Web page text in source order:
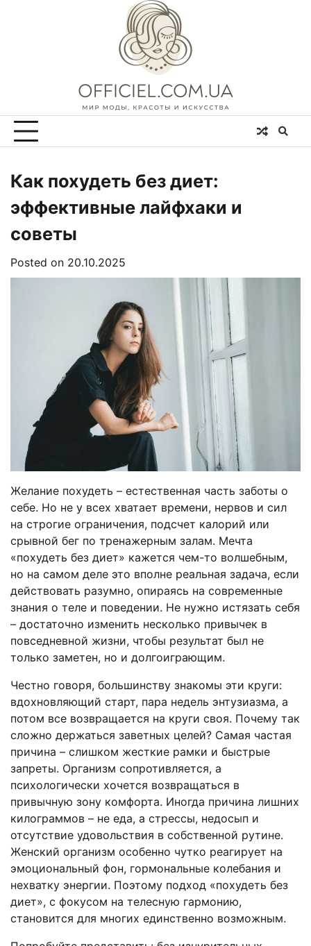
Как похудеть без диет:
эффективные лайфхаки и
советы
Posted on 20.10.2025
Желание похудеть – естественная часть заботы о
себе. Но не у всех хватает времени, нервов и сил
на строгие ограничения, подсчет калорий или
срывной бег по тренажерным залам. Мечта
«похудеть без диет» кажется чем-то волшебным,
но на самом деле это вполне реальная задача, если
действовать разумно, опираясь на современные
знания о теле и поведении. Не нужно истязать себя
– достаточно изменить несколько привычек в
повседневной жизни, чтобы результат был не
только заметен, но и долгоиграющим.
Честно говоря, большинству знакомы эти круги:
вдохновляющий старт, пара недель энтузиазма, а
потом все возвращается на круги своя. Почему так
сложно держаться заветных целей? Самая частая
причина – слишком жесткие рамки и быстрые
запреты. Организм сопротивляется, а
психологически хочется возвращаться в
привычную зону комфорта. Иногда причина лишних
килограммов – не еда, а стрессы, недосып и
отсутствие удовольствия в собственной рутине.
Женский организм особенно чутко реагирует на
эмоциональный фон, гормональные колебания и
нехватку энергии. Поэтому подход «похудеть без
диет», с фокусом на телесную гармонию,
становится для многих единственно возможным.